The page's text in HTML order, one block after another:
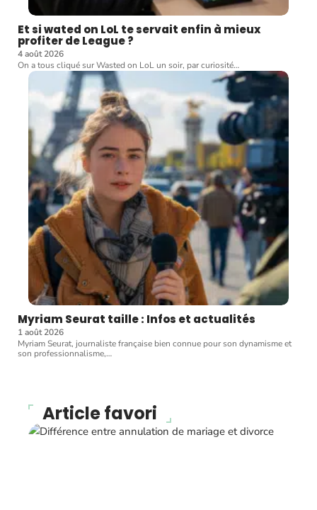
Et si wated on LoL te servait enfin à mieux
profiter de League ?
4 août 2026
On a tous cliqué sur Wasted on LoL un soir, par curiosité…
Myriam Seurat taille : Infos et actualités
1 août 2026
Myriam Seurat, journaliste française bien connue pour son dynamisme et
son professionnalisme,…
Article favori